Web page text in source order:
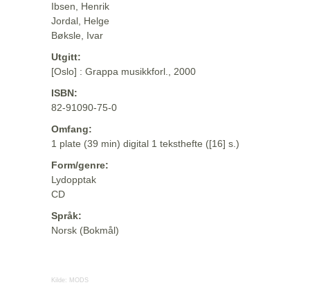
Ibsen, Henrik
Jordal, Helge
Bøksle, Ivar
Utgitt:
[Oslo] : Grappa musikkforl., 2000
ISBN:
82-91090-75-0
Omfang:
1 plate (39 min) digital 1 teksthefte ([16] s.)
Form/genre:
Lydopptak
CD
Språk:
Norsk (Bokmål)
Kilde: MODS